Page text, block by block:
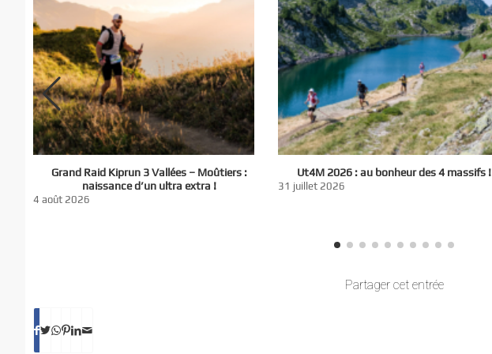
Grand Raid Kiprun 3 Vallées – Moûtiers :
naissance d’un ultra extra !
4 août 2026
Ut4M 2026 : au bonheur des 4 massifs !
31 juillet 2026
Partager cet entrée